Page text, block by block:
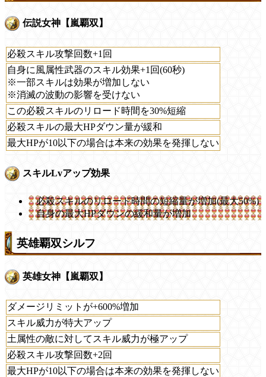
伝説女神【嵐覇双】
必殺スキル攻撃回数+1回
自身に風属性武器のスキル効果+1回(60秒)
※一部スキルは効果が増加しない
※消滅の波動の影響を受けない
この必殺スキルのリロード時間を30%短縮
必殺スキルの最大HPダウン量が緩和
最大HPが10以下の場合は本来の効果を発揮しない
スキルLvアップ効果
必殺スキルのリロード時間の短縮量が増加(最大50%)
自身の最大HPダウンの緩和量が増加
英雄覇双シルフ
英雄女神【嵐覇双】
ダメージリミットが+600%増加
スキル威力が特大アップ
土属性の敵に対してスキル威力が極アップ
必殺スキル攻撃回数+2回
最大HPが10以下の場合は本来の効果を発揮しない